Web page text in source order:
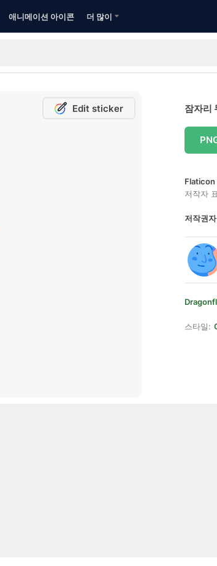
애니메이션 아이콘 더 많이
Edit sticker 잠자리
Flaticon
저작자
저작권
스타일: